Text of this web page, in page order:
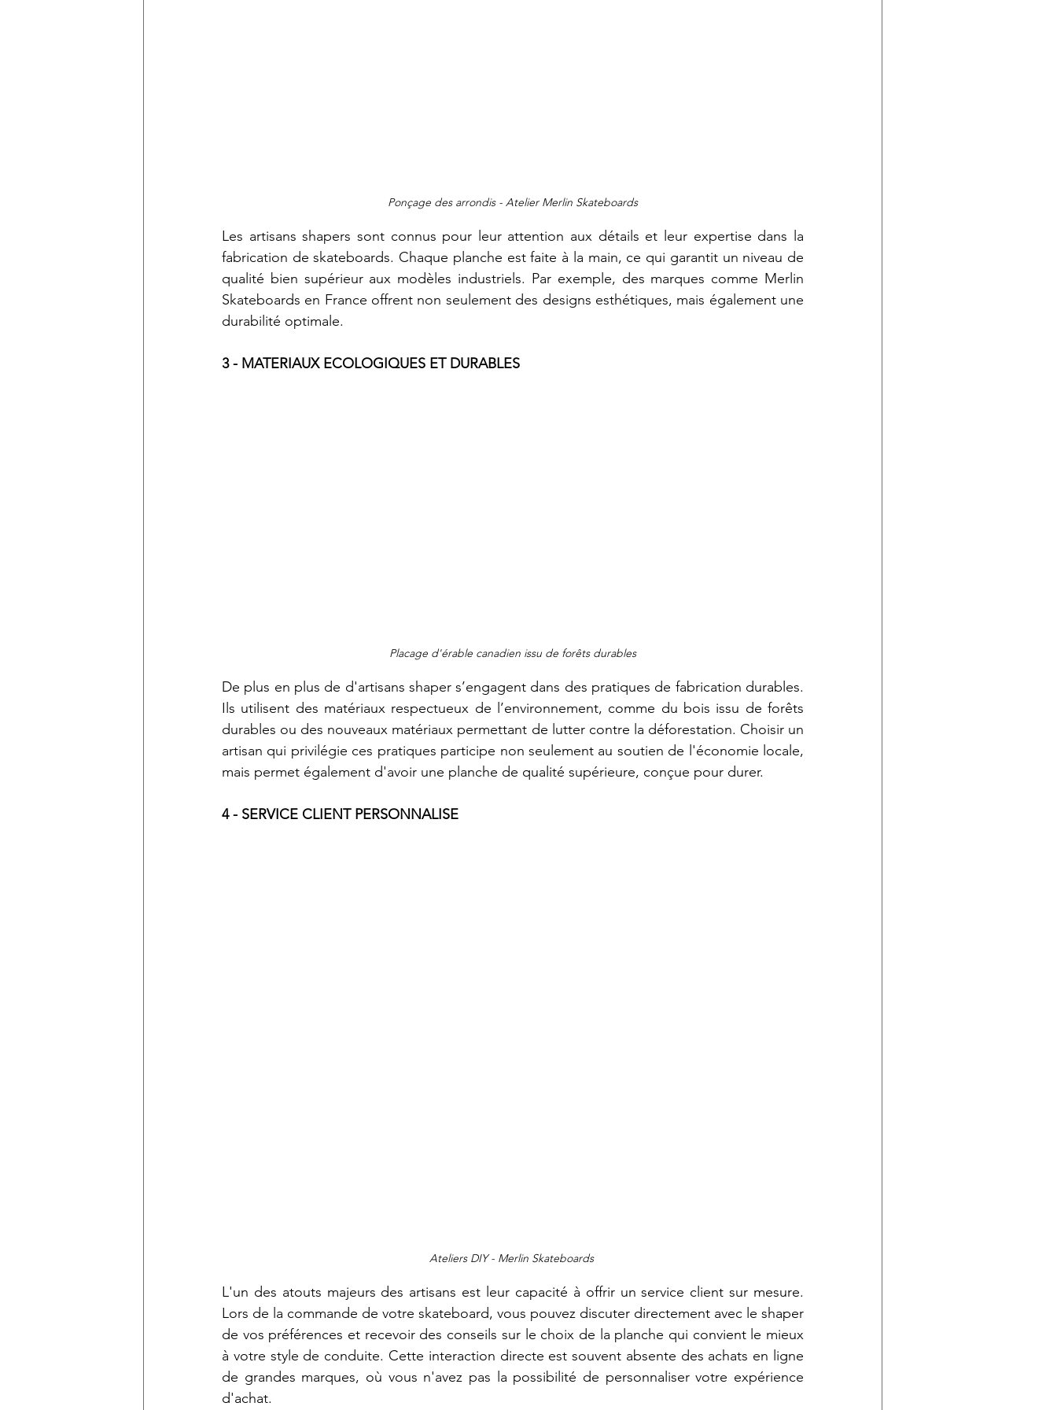
Ponçage des arrondis - Atelier Merlin Skateboards
Les artisans shapers sont connus pour leur attention aux détails et leur expertise dans la
fabrication de skateboards. Chaque planche est faite à la main, ce qui garantit un niveau de
qualité bien supérieur aux modèles industriels. Par exemple, des marques comme Merlin
Skateboards en France offrent non seulement des designs esthétiques, mais également une
durabilité optimale.
3 - MATERIAUX ECOLOGIQUES ET DURABLES
Placage d'érable canadien issu de forêts durables
De plus en plus de d'artisans shaper s’engagent dans des pratiques de fabrication durables.
Ils utilisent des matériaux respectueux de l’environnement, comme du bois issu de forêts
durables ou des nouveaux matériaux permettant de lutter contre la déforestation. Choisir un
artisan qui privilégie ces pratiques participe non seulement au soutien de l'économie locale,
mais permet également d'avoir une planche de qualité supérieure, conçue pour durer.
4 - SERVICE CLIENT PERSONNALISE
Ateliers DIY - Merlin Skateboards
L'un des atouts majeurs des artisans est leur capacité à offrir un service client sur mesure.
Lors de la commande de votre skateboard, vous pouvez discuter directement avec le shaper
de vos préférences et recevoir des conseils sur le choix de la planche qui convient le mieux
à votre style de conduite. Cette interaction directe est souvent absente des achats en ligne
de grandes marques, où vous n'avez pas la possibilité de personnaliser votre expérience
d'achat.